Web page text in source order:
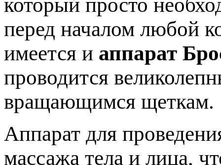
перед началом любой
имеется и аппарат
проводится
вращающимся щеткам.
Аппарат для
массажа тела и лица,